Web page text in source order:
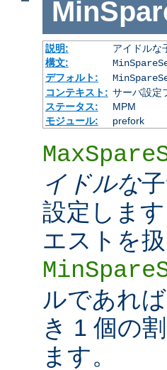
説明:
アイドルな
構文:
デフォルト:
コンテキスト: サーバ設定
ステータス:
MPM
モジュール:
prefork
イドルな
設定しま
エストを
ルであれ
き 1 個の
ます。